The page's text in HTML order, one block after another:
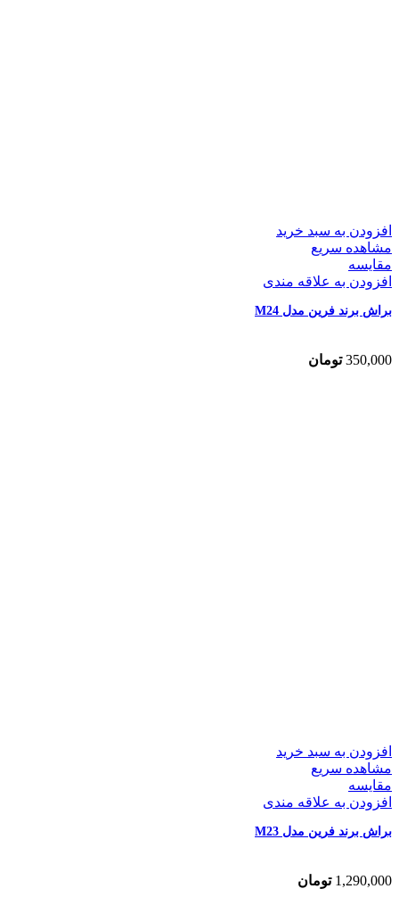
افزودن به سبد خرید
مشاهده سریع
مقایسه
افزودن به علاقه مندی
براش برند فرین مدل M24
350,000 تومان
افزودن به سبد خرید
مشاهده سریع
مقایسه
افزودن به علاقه مندی
براش برند فرین مدل M23
1,290,000 تومان